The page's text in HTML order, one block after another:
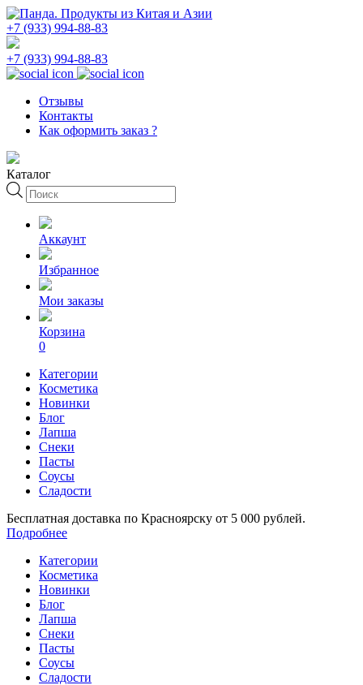
+7 (933) 994-88-83
+7 (933) 994-88-83
Отзывы
Контакты
Как оформить заказ ?
Каталог
Поиск
товаров
Аккаунт
Избранное
Мои заказы
Корзина
0
Категории
Косметика
Новинки
Блог
Лапша
Снеки
Пасты
Соусы
Сладости
Бесплатная доставка по Красноярску от 5 000 рублей.
Подробнее
Категории
Косметика
Новинки
Блог
Лапша
Снеки
Пасты
Соусы
Сладости